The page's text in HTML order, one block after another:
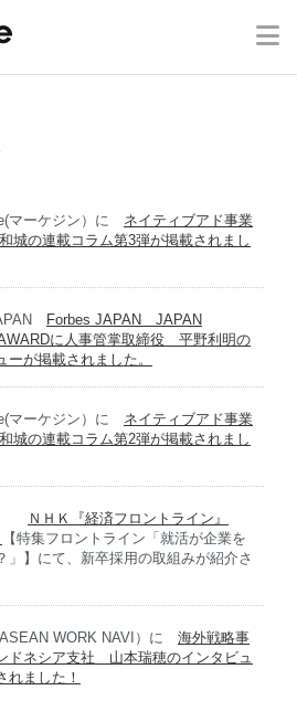
容
ス
報
グ
情報
い合わせ
マーケジン）に ネイティブアド事業
城の連載コラム第3弾が掲載されまし
Forbes JAPAN JAPAN
に人事管掌取締役 平野利明の
ーが掲載されました。
マーケジン）に ネイティブアド事業
城の連載コラム第2弾が掲載されまし
ＮＨＫ『経済フロントライン』
【特集フロントライン「就活が企業を
」】にて、新卒採用の取組みが紹介さ
WORK NAVI）に 海外戦略事
ネシア支社 山本瑞穂のインタビュ
れました！